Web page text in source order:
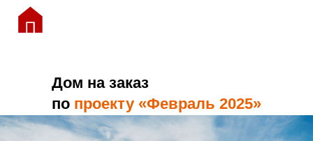
Дом на заказ
по проекту «Февраль 2025»